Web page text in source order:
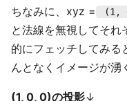
ちなみに、xyz = (1,
と法線を無視してそれ
的にフェッチしてみる
んとなくイメージが湧
(1, 0, 0)の投影↓